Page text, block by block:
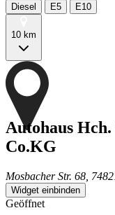
Diesel E5 E10
10 km
Autohaus
Co.KG
Mosbacher Str. 68,
Widget einbinden
Geöffnet